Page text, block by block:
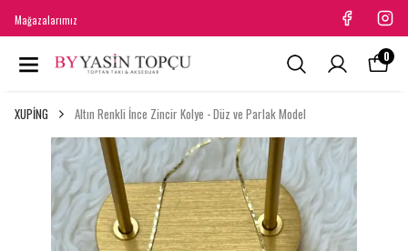
Mağazalarımız
0
XUPİNG Altın Renkli İnce Zincir Kolye - Düz ve Parlak Model